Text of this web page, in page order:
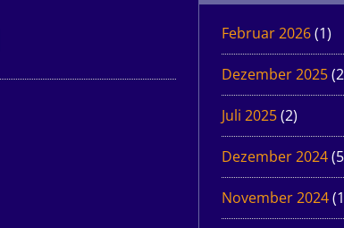
Februar 2026(1)
Dezember 2025
Juli 2025(2)
Dezember 2024
November 2024